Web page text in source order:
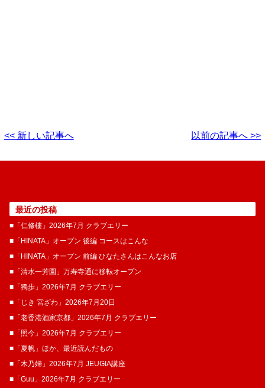
<< 新しい記事へ 以前の記事へ >>
最近の投稿
■「仁修樓」2026年7月 クラブエリー
■「HINATA」オープン 後編 コースはこんな
■「HINATA」オープン 前編 ひなたさんはこんなお店
■「清水一芳園」万寿寺通に移転オープン
■「獨歩」2026年7月 クラブエリー
■「じき 宮ざわ」2026年7月20日
■「老香港酒家京都」2026年7月 クラブエリー
■「照今」2026年7月 クラブエリー
■「夏帆」ほか、最近読んだもの
■「木乃婦」2026年7月 JEUGIA講座
■「Guu」2026年7月 クラブエリー